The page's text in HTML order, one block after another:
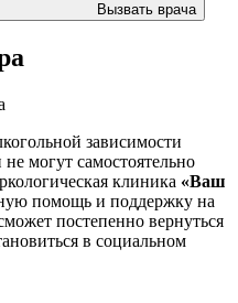
Вызвать врача
зависимости
могут самостоятельно
клиника «Ваш
помощь и поддержку на
постепенно вернуться
в социальном